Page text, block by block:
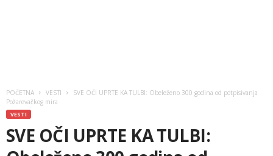
POČETNA VESTI
SVE OČI UPRTE KA TULBI: Obeleženo 300 godina od potpisivanja
Požarevačkog mira
VESTI
SVE OČI UPRTE KA TULBI: